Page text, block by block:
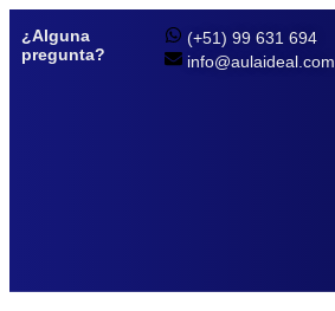
¿Alguna
pregunta?
(+51) 99 631 694
info@aulaideal.com